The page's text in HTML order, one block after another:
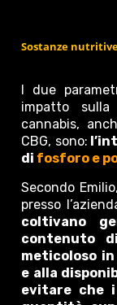
Sostanze
I due
impatto
cannabis,
CBG, sono:
di fosforo e
Secondo
presso
coltivano
contenuto
meticoloso
e alla
evitare che